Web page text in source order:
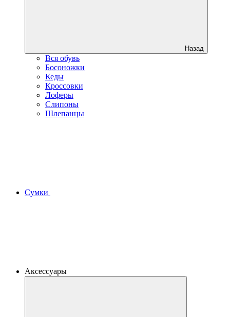
Назад
Вся обувь
Босоножки
Кеды
Кроссовки
Лоферы
Слипоны
Шлепанцы
Сумки
Аксессуары